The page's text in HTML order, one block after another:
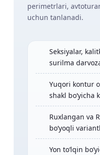
perimetrlari,
uchun tanlanadi.
Seksiyalar,
surilma
Yuqori kontur
shakl bo‘yicha
Ruxlangan va
bo‘yoqli
Yon to‘lqin